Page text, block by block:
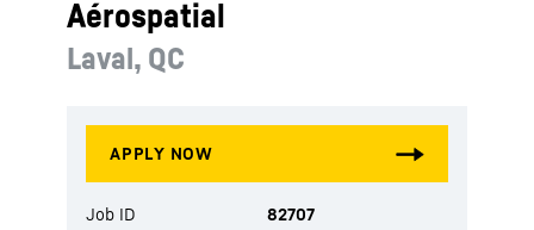
Aérospatial
Laval, QC
Job ID
82707